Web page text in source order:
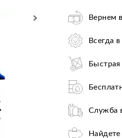
Вернем
Всегда
Служба